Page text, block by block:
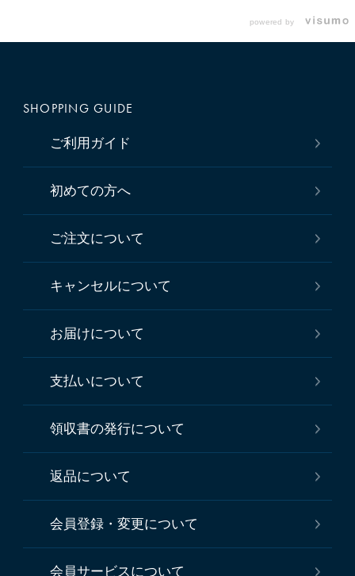
powered by
SHOPPING GUIDE
ご利用ガイド
初めての方へ
ご注文について
キャンセルについて
お届けについて
支払いについて
領収書の発行について
返品について
会員登録・変更について
会員サービスについて